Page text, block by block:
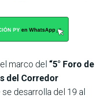
marco del “5° Foro de
del Corredor
se desarrolla del 19 al